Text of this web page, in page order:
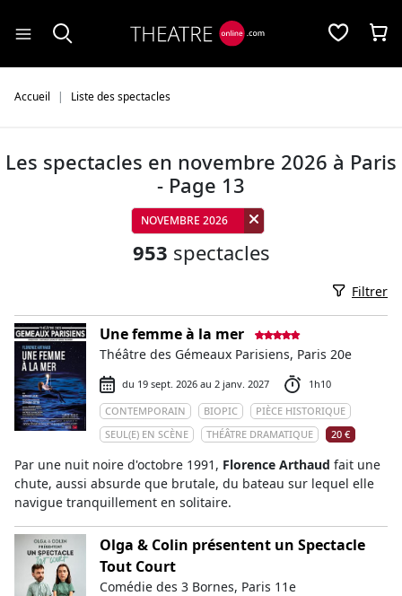
Accueil Liste des spectacles
Les spectacles en novembre 2026 à Paris
- Page 13
NOVEMBRE 2026
953 spectacles
Filtrer
Une femme à la mer
Théâtre des Gémeaux Parisiens, Paris 20e
du 19 sept. 2026 au 2 janv. 2027
1h10
CONTEMPORAIN
BIOPIC
PIÈCE HISTORIQUE
SEUL(E) EN SCÈNE
THÉÂTRE DRAMATIQUE 20 €
Par une nuit noire d'octobre 1991, Florence Arthaud fait une
chute, aussi absurde que brutale, du bateau sur lequel elle
navigue tranquillement en solitaire.
Olga & Colin présentent un Spectacle
Tout Court
Comédie des 3 Bornes, Paris 11e